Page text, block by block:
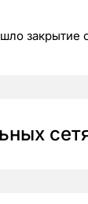
закрытие